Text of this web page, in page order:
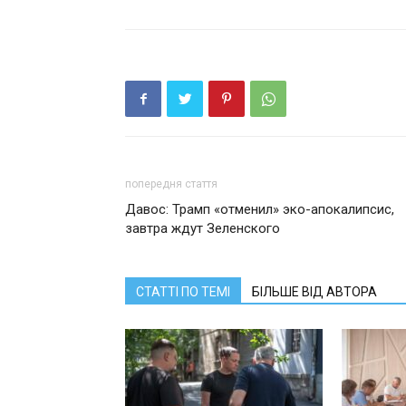
попередня стаття
Давос: Трамп «отменил» эко-апокалипсис,
завтра ждут Зеленского
СТАТТІ ПО ТЕМІ БІЛЬШЕ ВІД АВТОРА